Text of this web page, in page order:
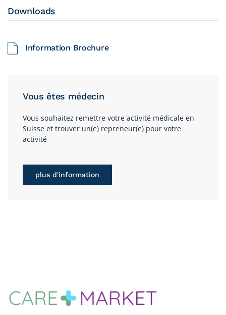
Downloads
Information Brochure
Vous êtes médecin
Vous souhaitez remettre votre activité médicale en
Suisse et trouver un(e) repreneur(e) pour votre
activité
plus d'information